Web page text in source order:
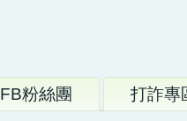
FB粉絲團 打詐專